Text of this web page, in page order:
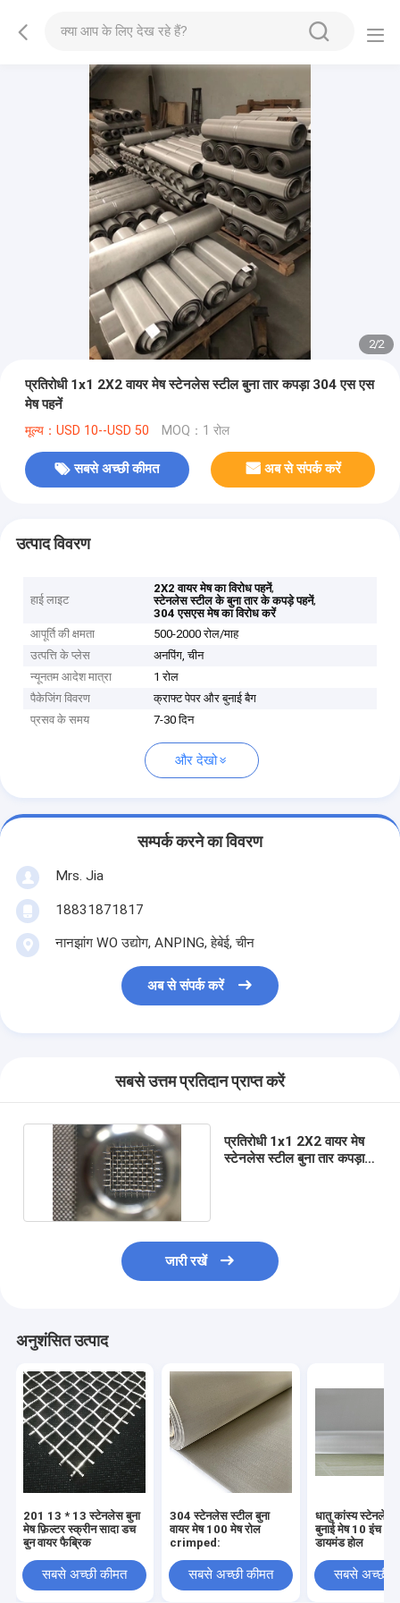
2/2
प्रतिरोधी 1x1 2X2 वायर मेष स्टेनलेस स्टील बुना तार कपड़ा 304 एस एस
मेष पहनें
मूल्य：USD 10--USD 50 MOQ：1 रोल
सबसे अच्छी कीमत अब से संपर्क करें
उत्पाद विवरण
हाई लाइट
2X2 वायर मेष का विरोध पहनें,
स्टेनलेस स्टील के बुना तार के कपड़े पहनें,
304 एसएस मेष का विरोध करें
आपूर्ति की क्षमता
500-2000 रोल/माह
उत्पत्ति के प्लेस
अनपिंग, चीन
न्यूनतम आदेश मात्रा
1 रोल
पैकेजिंग विवरण
क्राफ्ट पेपर और बुनाई बैग
प्रसव के समय
7-30 दिन
और देखो
सम्पर्क करने का विवरण
Mrs. Jia
18831871817
नानझांग WO उद्योग, ANPING, हेबेई, चीन
अब से संपर्क करें
सबसे उत्तम प्रतिदान प्राप्त करें
प्रतिरोधी 1x1 2X2 वायर मेष
स्टेनलेस स्टील बुना तार कपड़ा
जारी रखें
अनुशंसित उत्पाद
201 13 * 13 स्टेनलेस बुना
मेष फ़िल्टर स्क्रीन सादा डच
बुन वायर फैब्रिक
सबसे अच्छी कीमत
304 स्टेनलेस स्टील बुना
वायर मेष 100 मेष रोल
crimped:
सबसे अच्छी कीमत
धातु कांस्य स्टेनलेस
बुनाई मेष 10 इंच
डायमंड होल
सबसे अच्छी